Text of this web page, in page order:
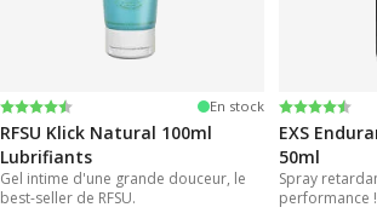
Note:
4.4 sur 5 étoiles En stock
RFSU Klick Natural 100ml
Lubrifiants
Gel intime d'une grande douceur, le
best-seller de RFSU.
Note:
4.2 sur 5
EXS
50ml
Spray
performance